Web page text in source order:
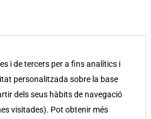
i de tercers per a fins analítics i
personalitzada sobre la base
dels seus hàbits de navegació
visitades). Pot obtenir més